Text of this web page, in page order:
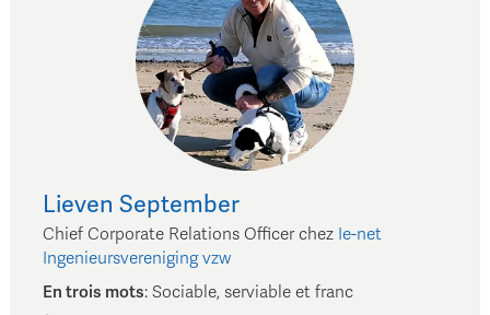
Lieven September
Chief Corporate Relations Officer chez Ie-net
Ingenieursvereniging vzw
En trois mots: Sociable, serviable et franc